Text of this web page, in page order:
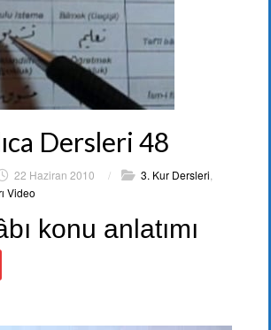
Dersleri 48
22 Haziran 2010 / 3. Kur Dersleri
Video
konu anlatımı